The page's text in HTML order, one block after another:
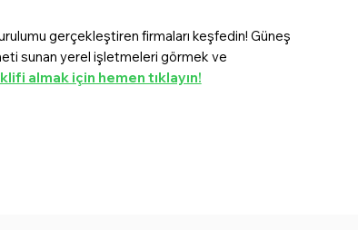
gerçekleştiren firmaları keşfedin! Güneş
sunan yerel işletmeleri görmek ve
almak için hemen tıklayın!